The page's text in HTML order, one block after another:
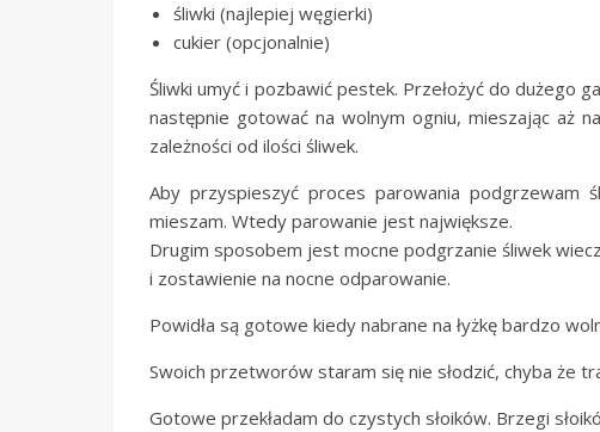
śliwki (najlepiej węgierki)
cukier (opcjonalnie)
Śliwki umyć i pozbawić pestek. Przełożyć do dużego
następnie gotować na wolnym ogniu, mieszając aż
zależności od ilości śliwek.
Aby przyspieszyć proces parowania podgrzewam
mieszam. Wtedy parowanie jest największe.
Drugim sposobem jest mocne podgrzanie śliwek
i zostawienie na nocne odparowanie.
Powidła są gotowe kiedy nabrane na łyżkę bardzo
Swoich przetworów staram się nie słodzić, chyba że
Gotowe przekładam do czystych słoików. Brzegi